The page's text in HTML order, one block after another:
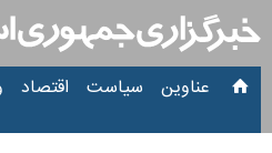
عناوین‌ سیاست اقتصاد